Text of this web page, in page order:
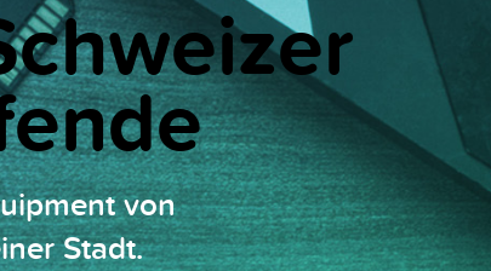
von
Stadt.